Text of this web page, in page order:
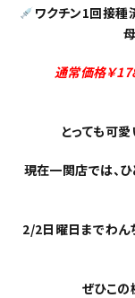
ワクチン1回接種
通常価格￥
とっても可
現在一関店では、
2/2日曜日までわん
ぜひこ